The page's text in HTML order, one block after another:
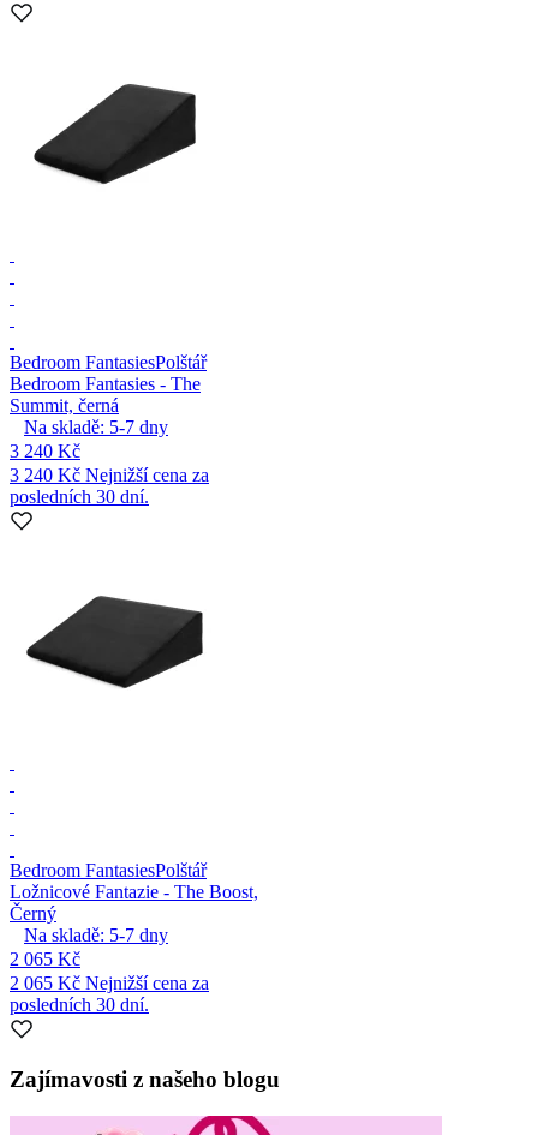
Bedroom FantasiesPolštář
Bedroom Fantasies - The
Summit, černá
Na skladě: 5-7 dny
3 240 Kč
3 240 Kč Nejnižší cena za
posledních 30 dní.
Bedroom FantasiesPolštář
Ložnicové Fantazie - The Boost,
Černý
Na skladě: 5-7 dny
2 065 Kč
2 065 Kč Nejnižší cena za
posledních 30 dní.
Zajímavosti z našeho blogu